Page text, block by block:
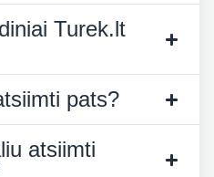
Turek.lt
pats?
atsiimti